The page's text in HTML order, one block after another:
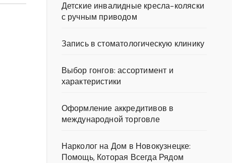
Детские инвалидные кресла-коляски
с ручным приводом
Запись в стоматологическую клинику
Выбор гонгов: ассортимент и
характеристики
Оформление аккредитивов в
международной торговле
Нарколог на Дом в Новокузнецке:
Помощь, Которая Всегда Рядом